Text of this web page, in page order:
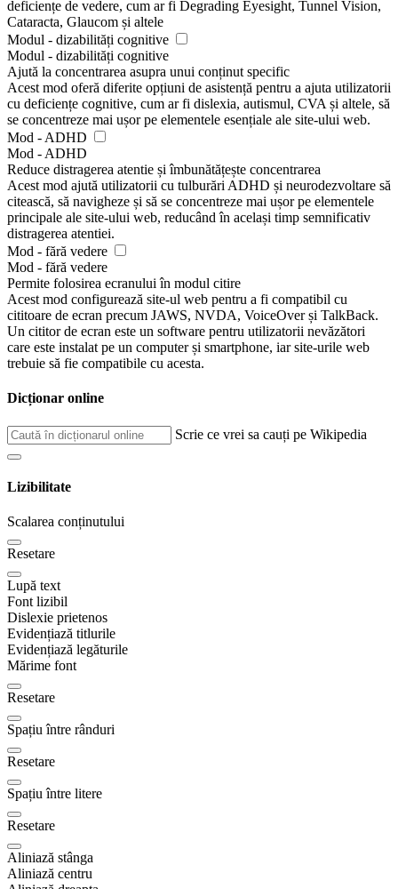
deficiențe de vedere, cum ar fi Degrading Eyesight, Tunnel Vision,
Cataracta, Glaucom și altele
Modul - dizabilități cognitive
Modul - dizabilități cognitive
Ajută la concentrarea asupra unui conținut specific
Acest mod oferă diferite opțiuni de asistență pentru a ajuta utilizatorii
cu deficiențe cognitive, cum ar fi dislexia, autismul, CVA și altele, să
se concentreze mai ușor pe elementele esențiale ale site-ului web.
Mod - ADHD
Mod - ADHD
Reduce distragerea atentie și îmbunătățește concentrarea
Acest mod ajută utilizatorii cu tulburări ADHD și neurodezvoltare să
citească, să navigheze și să se concentreze mai ușor pe elementele
principale ale site-ului web, reducând în același timp semnificativ
distragerea atentiei.
Mod - fără vedere
Mod - fără vedere
Permite folosirea ecranului în modul citire
Acest mod configurează site-ul web pentru a fi compatibil cu
cititoare de ecran precum JAWS, NVDA, VoiceOver și TalkBack.
Un cititor de ecran este un software pentru utilizatorii nevăzători
care este instalat pe un computer și smartphone, iar site-urile web
trebuie să fie compatibile cu acesta.
Dicționar online
Scrie ce vrei sa cauți pe Wikipedia
Lizibilitate
Scalarea conținutului
Resetare
Lupă text
Font lizibil
Dislexie prietenos
Evidențiază titlurile
Evidențiază legăturile
Mărime font
Resetare
Spațiu între rânduri
Resetare
Spațiu între litere
Resetare
Aliniază stânga
Aliniază centru